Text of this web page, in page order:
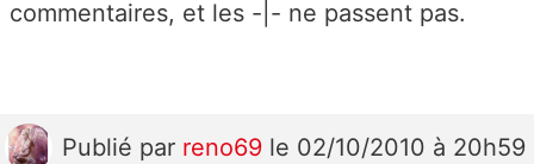
commentaires, et les -|- ne passent pas.
Publié par reno69 le 02/10/2010 à 20h59